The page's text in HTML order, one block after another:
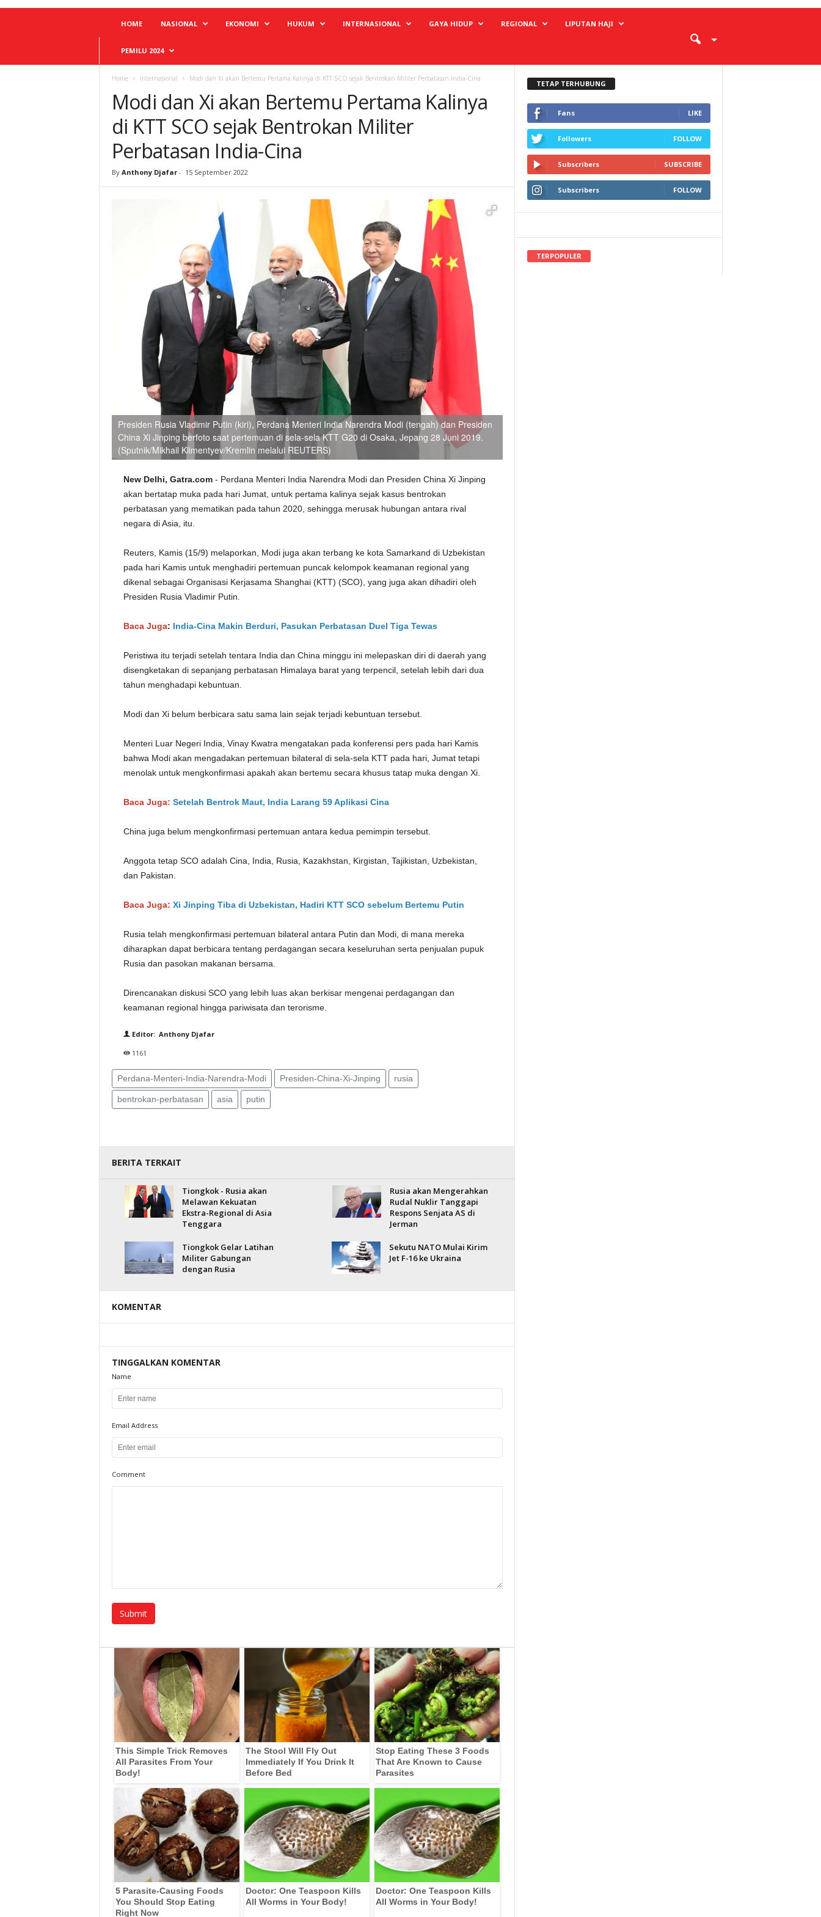
HOME NASIONAL EKONOMI HUKUM INTERNASIONAL GAYA HIDUP REGIONAL LIPUTAN HAJI
PEMILU 2024
Home Internasional Modi dan Xi akan Bertemu Pertama Kalinya di KTT SCO sejak Bentrokan Militer Perbatasan India-Cina
Modi dan Xi akan Bertemu Pertama Kalinya
di KTT SCO sejak Bentrokan Militer
Perbatasan India-Cina
By Anthony Djafar - 15 September 2022
Presiden Rusia Vladimir Putin (kiri), Perdana Menteri India Narendra Modi (tengah) dan Presiden
China Xi Jinping berfoto saat pertemuan di sela-sela KTT G20 di Osaka, Jepang 28 Juni 2019.
(Sputnik/Mikhail Klimentyev/Kremlin melalui REUTERS)
New Delhi, Gatra.com - Perdana Menteri India Narendra Modi dan Presiden China Xi Jinping
akan bertatap muka pada hari Jumat, untuk pertama kalinya sejak kasus bentrokan
perbatasan yang mematikan pada tahun 2020, sehingga merusak hubungan antara rival
negara di Asia, itu.
Reuters, Kamis (15/9) melaporkan, Modi juga akan terbang ke kota Samarkand di Uzbekistan
pada hari Kamis untuk menghadiri pertemuan puncak kelompok keamanan regional yang
dikenal sebagai Organisasi Kerjasama Shanghai (KTT) (SCO), yang juga akan dihadiri oleh
Presiden Rusia Vladimir Putin.
Baca Juga: India-Cina Makin Berduri, Pasukan Perbatasan Duel Tiga Tewas
Peristiwa itu terjadi setelah tentara India dan China minggu ini melepaskan diri di daerah yang
disengketakan di sepanjang perbatasan Himalaya barat yang terpencil, setelah lebih dari dua
tahun menghadapi kebuntuan.
Modi dan Xi belum berbicara satu sama lain sejak terjadi kebuntuan tersebut.
Menteri Luar Negeri India, Vinay Kwatra mengatakan pada konferensi pers pada hari Kamis
bahwa Modi akan mengadakan pertemuan bilateral di sela-sela KTT pada hari, Jumat tetapi
menolak untuk mengkonfirmasi apakah akan bertemu secara khusus tatap muka dengan Xi.
Baca Juga: Setelah Bentrok Maut, India Larang 59 Aplikasi Cina
China juga belum mengkonfirmasi pertemuan antara kedua pemimpin tersebut.
Anggota tetap SCO adalah Cina, India, Rusia, Kazakhstan, Kirgistan, Tajikistan, Uzbekistan,
dan Pakistan.
Baca Juga: Xi Jinping Tiba di Uzbekistan, Hadiri KTT SCO sebelum Bertemu Putin
Rusia telah mengkonfirmasi pertemuan bilateral antara Putin dan Modi, di mana mereka
diharapkan dapat berbicara tentang perdagangan secara keseluruhan serta penjualan pupuk
Rusia dan pasokan makanan bersama.
Direncanakan diskusi SCO yang lebih luas akan berkisar mengenai perdagangan dan
keamanan regional hingga pariwisata dan terorisme.
Editor: Anthony Djafar
1161
Perdana-Menteri-India-Narendra-Modi Presiden-China-Xi-Jinping rusia
bentrokan-perbatasan asia putin
BERITA TERKAIT
Tiongkok - Rusia akan
Melawan Kekuatan
Ekstra-Regional di Asia
Tenggara
Rusia akan Mengerahkan
Rudal Nuklir Tanggapi
Respons Senjata AS di
Jerman
Tiongkok Gelar Latihan
Militer Gabungan
dengan Rusia
Sekutu NATO Mulai Kirim
Jet F-16 ke Ukraina
KOMENTAR
TINGGALKAN KOMENTAR
Name
Email Address
Comment
This Simple Trick Removes
All Parasites From Your
Body!
The Stool Will Fly Out
Immediately If You Drink It
Before Bed
Stop Eating These 3 Foods
That Are Known to Cause
Parasites
5 Parasite-Causing Foods
You Should Stop Eating
Right Now
Doctor: One Teaspoon Kills
All Worms in Your Body!
Doctor: One Teaspoon Kills
All Worms in Your Body!
TETAP TERHUBUNG
Fans LIKE
Followers FOLLOW
Subscribers SUBSCRIBE
Subscribers FOLLOW